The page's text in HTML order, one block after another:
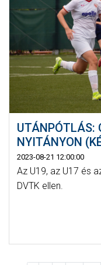
UTÁNPÓTLÁS:
NYITÁNYON
2023-08-21 12:00:00
Az U19, az U17 és
DVTK ellen.